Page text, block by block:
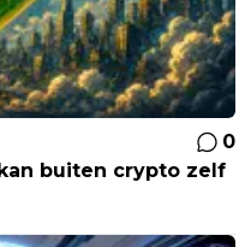
0
buiten crypto zelf